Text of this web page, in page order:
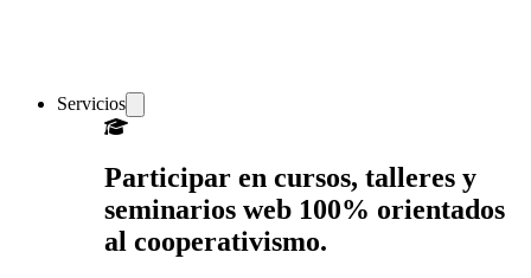
Servicios
Participar en cursos, talleres y
seminarios web 100% orientados
al cooperativismo.